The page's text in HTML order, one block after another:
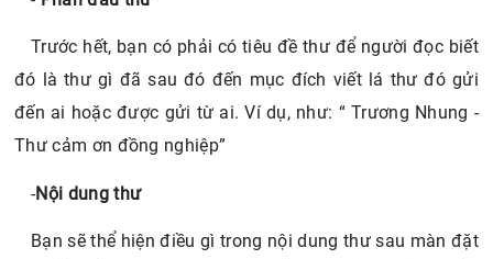
Trước hết, bạn có phải có tiêu đề thư để người đọc biết
đó là thư gì đã sau đó đến mục đích viết lá thư đó gửi
đến ai hoặc được gửi từ ai. Ví dụ, như: “ Trương Nhung -
Thư cảm ơn đồng nghiệp”
-Nội dung thư
Bạn sẽ thể hiện điều gì trong nội dung thư sau màn đặt